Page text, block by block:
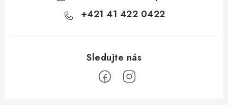
u
+421 41 422 0422